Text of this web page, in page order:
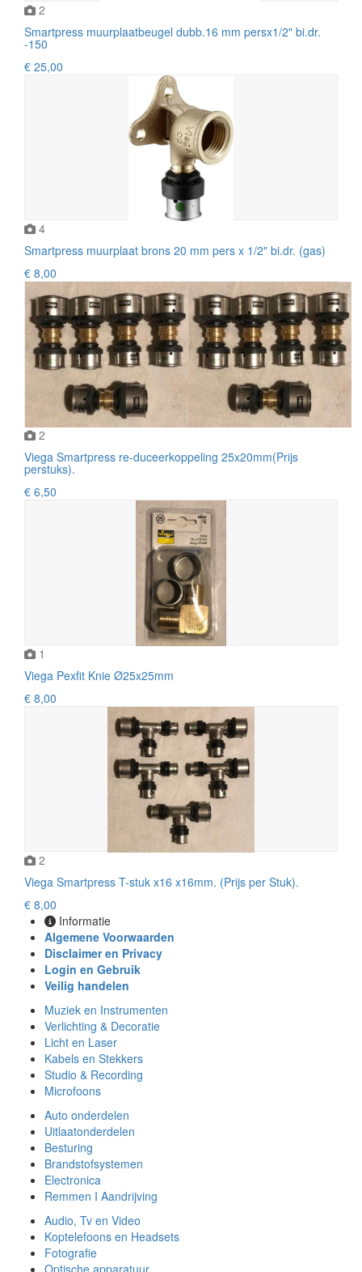
2
Smartpress muurplaatbeugel dubb.16 mm persx1/2" bi.dr.
-150
€ 25,00
4
Smartpress muurplaat brons 20 mm pers x 1/2" bi.dr. (gas)
€ 8,00
2
Viega Smartpress re-duceerkoppeling 25x20mm(Prijs
perstuks).
€ 6,50
1
Viega Pexfit Knie Ø25x25mm
€ 8,00
2
Viega Smartpress T-stuk x16 x16mm. (Prijs per Stuk).
€ 8,00
Informatie
Algemene Voorwaarden
Disclaimer en Privacy
Login en Gebruik
Veilig handelen
Muziek en Instrumenten
Verlichting & Decoratie
Licht en Laser
Kabels en Stekkers
Studio & Recording
Microfoons
Auto onderdelen
Uitlaatonderdelen
Besturing
Brandstofsystemen
Electronica
Remmen I Aandrijving
Audio, Tv en Video
Koptelefoons en Headsets
Fotografie
Optische apparatuur